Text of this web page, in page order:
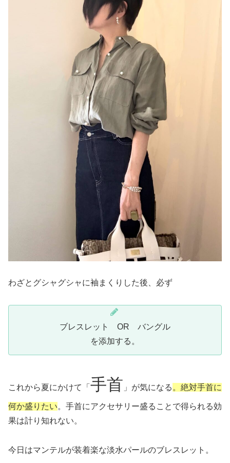
わざとグシャグシャに袖まくりした後、必ず
ブレスレット OR バングル
を添加する。
これから夏にかけて「 手首 」が気になる 。絶対手首に
何か盛りたい。手首にアクセサリー盛ることで得られる効
果は計り知れない。
今日はマンテルが装着楽な淡水パールのブレスレット。